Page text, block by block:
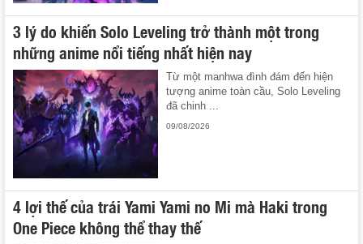
3 lý do khiến Solo Leveling trở thành một trong
những anime nổi tiếng nhất hiện nay
Từ một manhwa đình đám đến hiện
tượng anime toàn cầu, Solo Leveling
đã chinh ...
09/08/2026
4 lợi thế của trái Yami Yami no Mi mà Haki trong
One Piece không thể thay thế